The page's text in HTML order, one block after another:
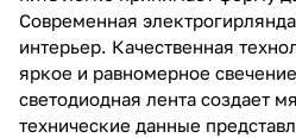
Современная
интерьер. Качественная
яркое и равномерное
светодиодная лента создает
технические данные